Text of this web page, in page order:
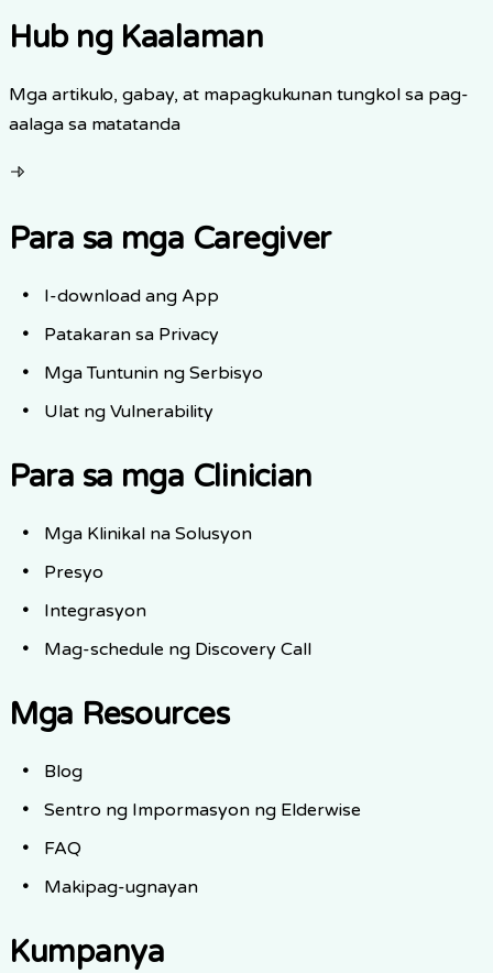
Hub ng Kaalaman
Mga artikulo, gabay, at mapagkukunan tungkol sa pag-
aalaga sa matatanda
Para sa mga Caregiver
I-download ang App
Patakaran sa Privacy
Mga Tuntunin ng Serbisyo
Ulat ng Vulnerability
Para sa mga Clinician
Mga Klinikal na Solusyon
Presyo
Integrasyon
Mag-schedule ng Discovery Call
Mga Resources
Blog
Sentro ng Impormasyon ng Elderwise
FAQ
Makipag-ugnayan
Kumpanya